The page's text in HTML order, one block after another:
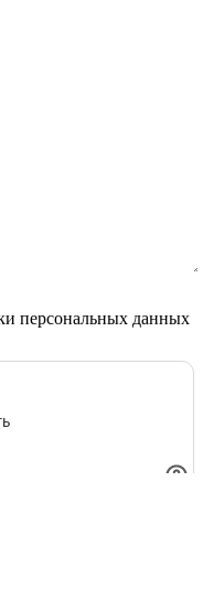
персональных данных